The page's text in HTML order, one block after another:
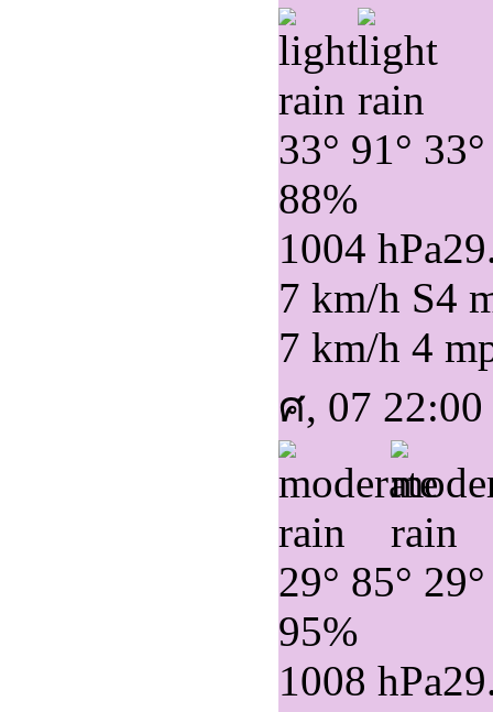
33° 91° 33°
88%
1004 hPa
7 km/h S4
7 km/h 4
ศ, 07 22:00
29° 85° 29°
95%
1008 hPa